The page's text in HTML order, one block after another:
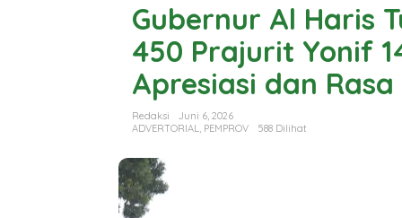
b
e
r
n
u
r
l
Gubernur Al Haris
450 Prajurit Yonif
Apresiasi dan
Redaksi
Juni 6, 2026
ADVERTORIAL, PEMPROV 588 Dilihat